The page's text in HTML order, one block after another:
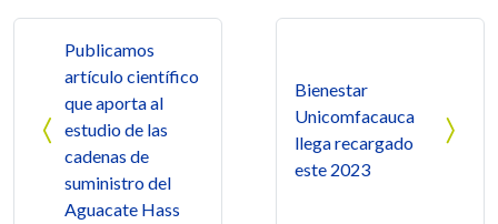
Publicamos
artículo científico
que aporta al
estudio de las
cadenas de
suministro del
Aguacate Hass
Bienestar
Unicomfacauca
llega recargado
este 2023